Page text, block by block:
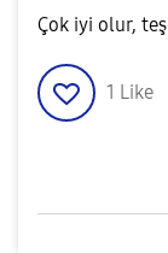
Çok iyi olur,
1 Like